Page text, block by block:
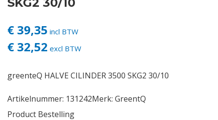
€ 39,35 incl BTW
€ 32,52 excl BTW
greenteQ HALVE CILINDER 3500 SKG2 30/10
Artikelnummer: 131242Merk: GreentQ
Product Bestelling